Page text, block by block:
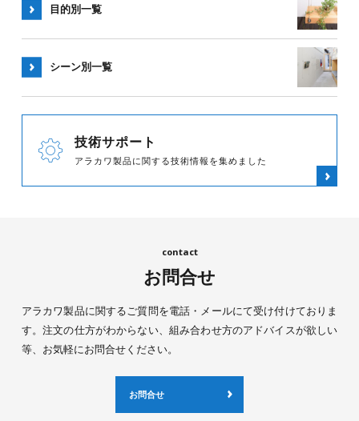
目的別一覧
シーン別一覧
技術サポート
アラカワ製品に関する技術情報を集めました
お問合せ
アラカワ製品に関するご質問を電話・メールにて受け付けておりま
す。注文の仕方がわからない、組み合わせ方のアドバイスが欲しい
等、お気軽にお問合せください。
お問合せ